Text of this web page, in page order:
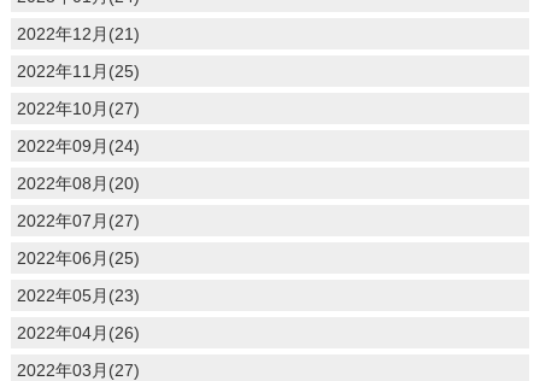
2022年12月(21)
2022年11月(25)
2022年10月(27)
2022年09月(24)
2022年08月(20)
2022年07月(27)
2022年06月(25)
2022年05月(23)
2022年04月(26)
2022年03月(27)